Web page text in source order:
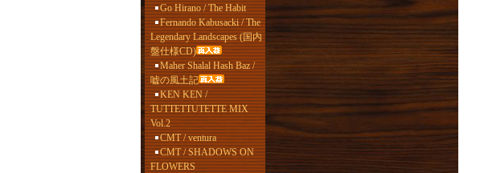
Go Hirano / The Habit
Fernando Kabusacki / The
Legendary Landscapes (国内
盤仕様CD)
Maher Shalal Hash Baz /
嘘の風土記
KEN KEN /
TUTTETTUTETTE MIX
Vol.2
CMT / ventura
CMT / SHADOWS ON
FLOWERS